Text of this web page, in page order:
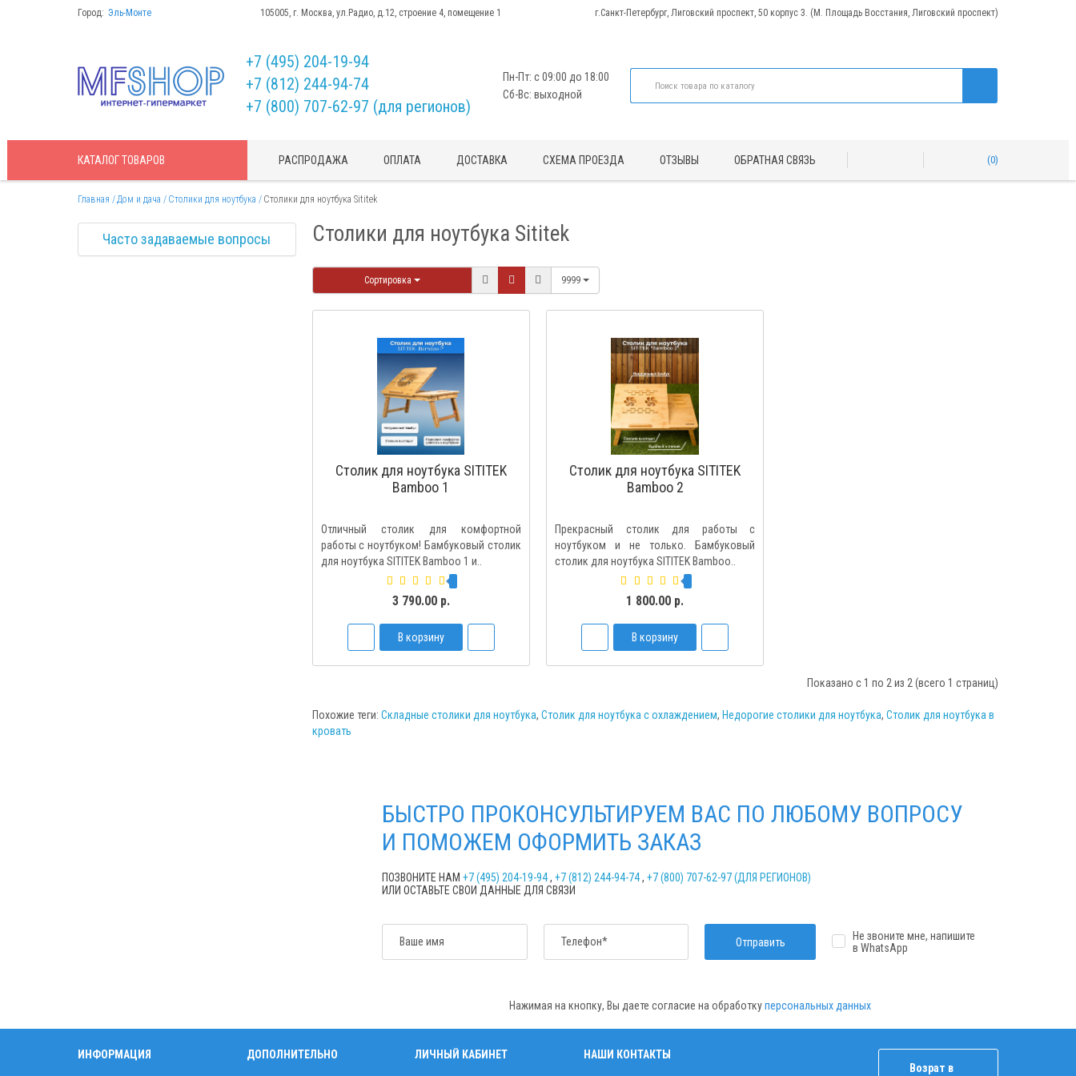
Город: Эль-Монте 105005, г. Москва, ул.Радио, д.12, строение 4, помещение 1 г.Санкт-Петербург, Лиговский проспект, 50 корпус 3. (М. Площадь Восстания, Лиговский проспект)
+7 (495) 204-19-94
+7 (812) 244-94-74
+7 (800) 707-62-97 (для регионов)
Пн-Пт: с 09:00 до 18:00
Сб-Вс: выходной
КАТАЛОГТОВАРОВ РАСПРОДАЖА ОПЛАТА ДОСТАВКА СХЕМА ПРОЕЗДА ОТЗЫВЫ ОБРАТНАЯ СВЯЗЬ 0
Главная Дом и дача Столики для ноутбука Столики для ноутбука Sititek
Часто задаваемые вопросы Столики для ноутбука Sititek
Сортировка 9999
Столик для ноутбука SITITEK
Bamboo 1
Отличный столик для комфортной
работы с ноутбуком! Бамбуковый столик
для ноутбука SITITEK Bamboo 1 и..
3 790.00 р.
В корзину
Столик для ноутбука SITITEK
Bamboo 2
Прекрасный столик для работы с
ноутбуком и не только. Бамбуковый
столик для ноутбука SITITEK Bamboo..
1 800.00 р.
В корзину
Показано с 1 по 2 из 2 (всего 1 страниц)
Похожие теги: Складные столики для ноутбука, Столик для ноутбука с охлаждением, Недорогие столики для ноутбука, Столик для ноутбука в
кровать
БЫСТРО ПРОКОНСУЛЬТИРУЕМ ВАС ПО ЛЮБОМУ ВОПРОСУ
И ПОМОЖЕМ ОФОРМИТЬ ЗАКАЗ
ПОЗВОНИТЕ НАМ +7 (495) 204-19-94, +7 (812) 244-94-74, +7 (800) 707-62-97 (ДЛЯ РЕГИОНОВ)
ИЛИ ОСТАВЬТЕ СВОИ ДАННЫЕ ДЛЯ СВЯЗИ
Ваше имя Телефон* Отправить
Не звоните мне, напишите
в WhatsApp
Нажимая на кнопку, Вы даете согласие на обработкуперсональных данных
ИНФОРМАЦИЯ ДОПОЛНИТЕЛЬНО ЛИЧНЫЙ КАБИНЕТ
НАШИ КОНТАКТЫ
Возрат в